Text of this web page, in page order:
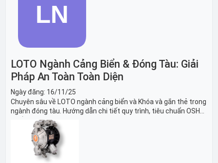
LOTO Ngành Cảng Biển & Đóng Tàu: Giải
Pháp An Toàn Toàn Diện
Ngày đăng: 16/11/25
Chuyên sâu về LOTO ngành cảng biển và Khóa và gắn thẻ trong
ngành đóng tàu. Hướng dẫn chi tiết quy trình, tiêu chuẩn OSHA,
thiết bị và Giải pháp LOTO trong công nghiệp đóng tàu toàn